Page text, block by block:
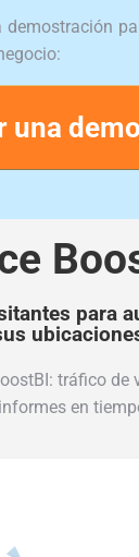
demostración
una
para